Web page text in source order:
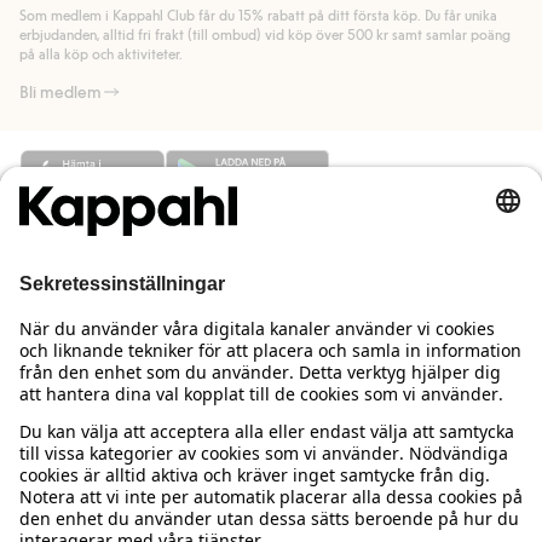
Läs mer
Läs mer
Som medlem i Kappahl Club får du 15% rabatt på ditt första köp. Du får unika
erbjudanden, alltid fri frakt (till ombud) vid köp över 500 kr samt samlar poäng
på alla köp och aktiviteter.
Bli medlem
Behöver du hjälp?
Kundservice
Vanliga frågor
Beställning & retur
Kappahl Club
Logga in
Kappahl Club
Om oss
Om Kappahl Group
Villkor & policy